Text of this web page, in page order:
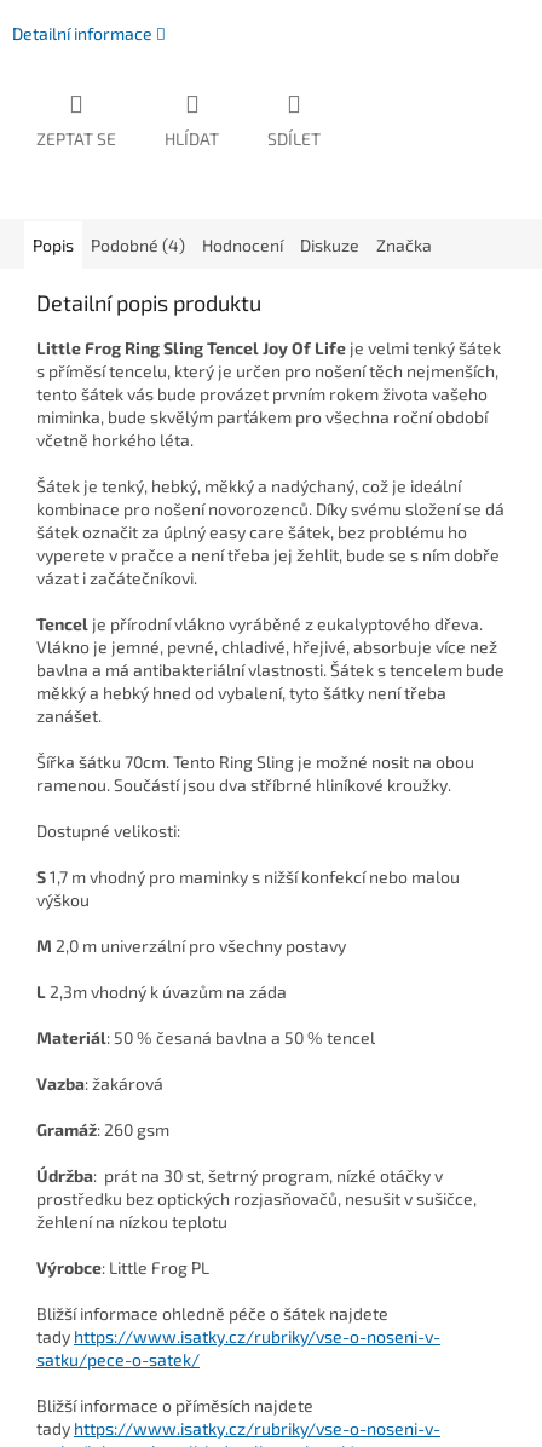
Detailní informace
ZEPTAT SE HLÍDAT SDÍLET
Popis Podobné (4) Hodnocení Diskuze Značka
Detailní popis produktu
Little Frog Ring Sling Tencel Joy Of Life je velmi tenký šátek
s příměsí tencelu, který je určen pro nošení těch nejmenších,
tento šátek vás bude provázet prvním rokem života vašeho
miminka, bude skvělým parťákem pro všechna roční období
včetně horkého léta.
Šátek je tenký, hebký, měkký a nadýchaný, což je ideální
kombinace pro nošení novorozenců. Díky svému složení se dá
šátek označit za úplný easy care šátek, bez problému ho
vyperete v pračce a není třeba jej žehlit, bude se s ním dobře
vázat i začátečníkovi.
Tencel je přírodní vlákno vyráběné z eukalyptového dřeva.
Vlákno je jemné, pevné, chladivé, hřejivé, absorbuje více než
bavlna a má antibakteriální vlastnosti. Šátek s tencelem bude
měkký a hebký hned od vybalení, tyto šátky není třeba
zanášet.
Šířka šátku 70cm. Tento Ring Sling je možné nosit na obou
ramenou. Součástí jsou dva stříbrné hliníkové kroužky.
Dostupné velikosti:
S1,7 m vhodný pro maminky s nižší konfekcí nebo malou
výškou
M 2,0 m univerzální pro všechny postavy
L 2,3m vhodný k úvazům na záda
Materiál: 50 % česaná bavlna a 50 % tencel
Vazba: žakárová
Gramáž: 260 gsm
Údržba: prát na 30 st, šetrný program, nízké otáčky v
prostředku bez optických rozjasňovačů, nesušit v sušičce,
žehlení na nízkou teplotu
Výrobce: Little Frog PL
Bližší informace ohledně péče o šátek najdete
tady https://www.isatky.cz/rubriky/vse-o-noseni-v-
satku/pece-o-satek/
Bližší informace o příměsích najdete
tady https://www.isatky.cz/rubriky/vse-o-noseni-v-